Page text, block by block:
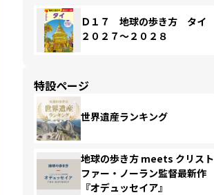
Ｄ１７ 地球の歩き方 タイ
２０２７～２０２８
特設ページ
世界遺産ランキング
地球の歩き方 meets クリスト
ファー・ノーラン監督最新作
『オデュッセイア』